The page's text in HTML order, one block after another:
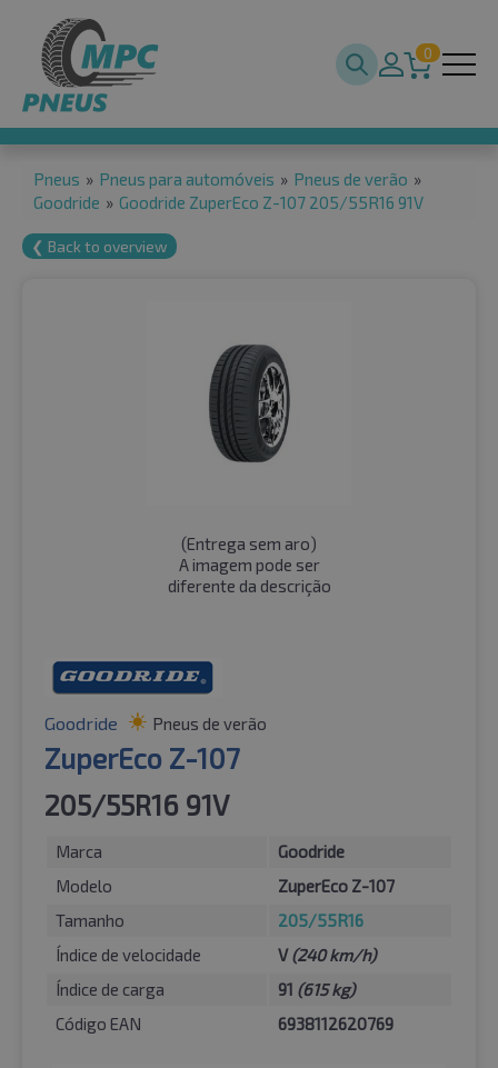
0
Pneus » Pneus para automóveis » Pneus de verão »
Goodride » Goodride ZuperEco Z-107 205/55R16 91V
❮ Back to overview
(Entrega sem aro)
A imagem pode ser
diferente da descrição
Goodride Pneus de verão
ZuperEco Z-107
205/55R16 91V
Marca
Goodride
Modelo
ZuperEco Z-107
Tamanho
205/55R16
Índice de velocidade
V(240 km/h)
Índice de carga
91 (615 kg)
Código EAN
6938112620769